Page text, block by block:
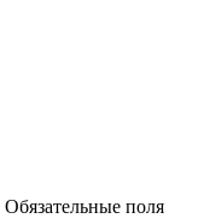
Обязательные поля